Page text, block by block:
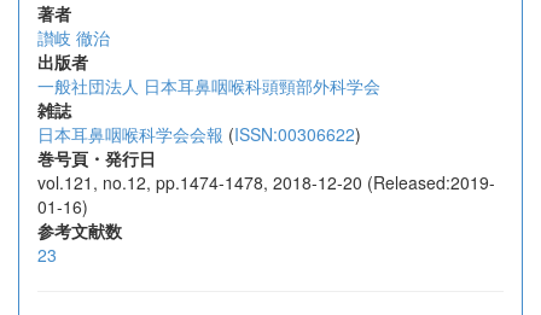
著者
讃岐 徹治
出版者
一般社団法人 日本耳鼻咽喉科頭頸部外科学会
雑誌
日本耳鼻咽喉科学会会報 (ISSN:00306622)
巻号頁・発行日
vol.121, no.12, pp.1474-1478, 2018-12-20 (Released:2019-
01-16)
参考文献数
23